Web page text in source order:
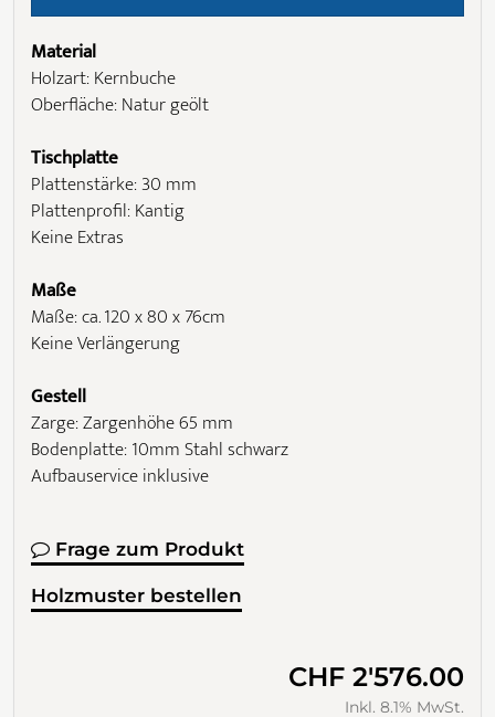
Material
Holzart: Kernbuche
Oberfläche: Natur geölt
Tischplatte
Plattenstärke: 30 mm
Plattenprofil: Kantig
Keine Extras
Maße
Maße: ca. 120 x 80 x 76cm
Keine Verlängerung
Gestell
Zarge: Zargenhöhe 65 mm
Bodenplatte: 10mm Stahl schwarz
Aufbauservice inklusive
Frage zum Produkt
Holzmuster bestellen
CHF 2'576.00
Inkl. 8.1% MwSt.